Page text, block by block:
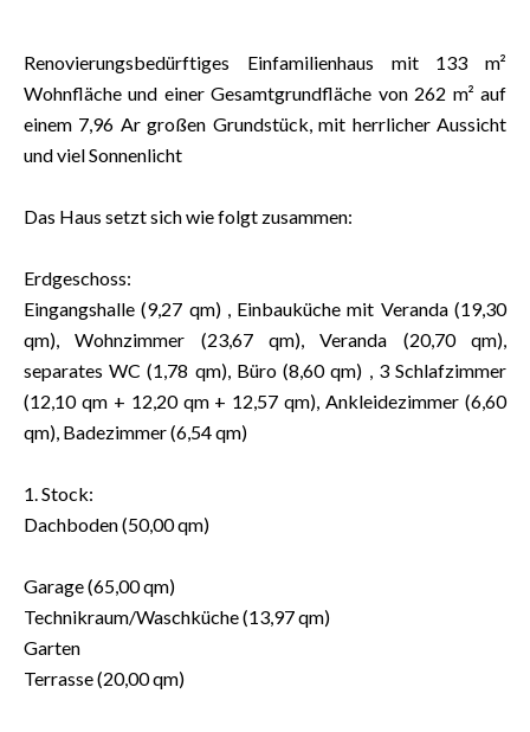
Renovierungsbedürftiges Einfamilienhaus mit 133 m²
Wohnfläche und einer Gesamtgrundfläche von 262 m² auf
einem 7,96 Ar großen Grundstück, mit herrlicher Aussicht
und viel Sonnenlicht
Das Haus setzt sich wie folgt zusammen:
Erdgeschoss:
Eingangshalle (9,27 qm) , Einbauküche mit Veranda (19,30
qm), Wohnzimmer (23,67 qm), Veranda (20,70 qm),
separates WC (1,78 qm), Büro (8,60 qm) , 3 Schlafzimmer
(12,10 qm + 12,20 qm + 12,57 qm), Ankleidezimmer (6,60
qm), Badezimmer (6,54 qm)
1. Stock:
Dachboden (50,00 qm)
Garage (65,00 qm)
Technikraum/Waschküche (13,97 qm)
Garten
Terrasse (20,00 qm)